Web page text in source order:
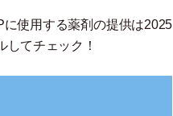
に使用する薬剤の提供は2025
てチェック！